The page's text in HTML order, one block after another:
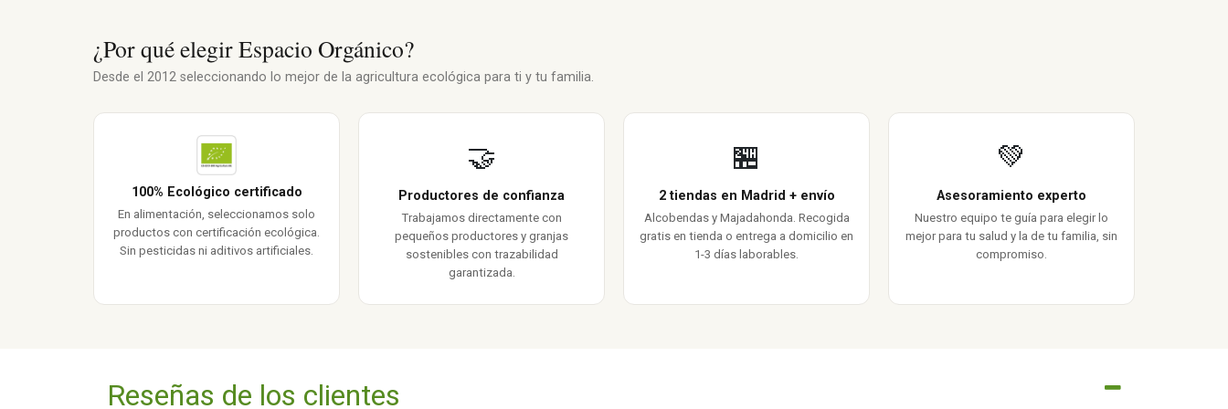
¿Por qué elegir Espacio Orgánico?
Desde el 2012 seleccionando lo mejor de la agricultura ecológica para ti y tu familia.
100% Ecológico certificado
En alimentación, seleccionamos solo
productos con certificación ecológica.
Sin pesticidas ni aditivos artificiales.
🤝
Productores de confianza
Trabajamos directamente con
pequeños productores y granjas
sostenibles con trazabilidad
garantizada.
🏪
2 tiendas en Madrid + envío
Alcobendas y Majadahonda. Recogida
gratis en tienda o entrega a domicilio en
1-3 días laborables.
💚
Asesoramiento experto
Nuestro equipo te guía para elegir lo
mejor para tu salud y la de tu familia, sin
compromiso.
Reseñas de los clientes